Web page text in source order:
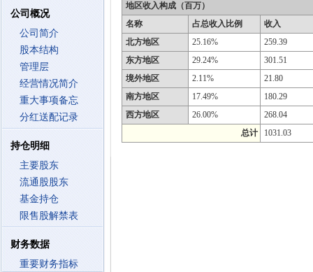
公司概况
公司简介
股本结构
管理层
经营情况简介
重大事项备忘
分红送配记录
持仓明细
主要股东
流通股股东
基金持仓
限售股解禁表
财务数据
重要财务指标
地区收入构成（百万）
名称
占总收入比例
收入
北方地区
25.16%
259.39
东方地区
29.24%
301.51
境外地区
2.11%
21.80
南方地区
17.49%
180.29
西方地区
26.00%
268.04
总计
1031.03